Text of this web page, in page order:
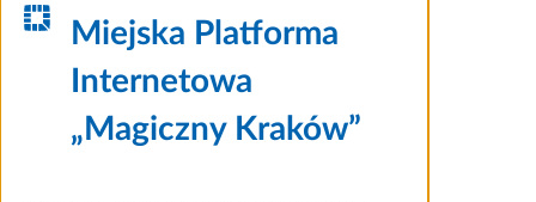
Miejska Platforma
Internetowa
„Magiczny Kraków”